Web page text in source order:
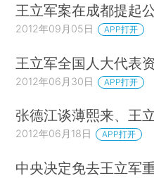
王立军案在成都提起
2012年09月05日 APP打开
王立军全国人大代表
2012年06月30日 APP打开
张德江谈薄熙来、王
2012年06月18日 APP打开
中央决定免去王立军